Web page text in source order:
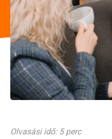
Olvasási idő: 5 perc